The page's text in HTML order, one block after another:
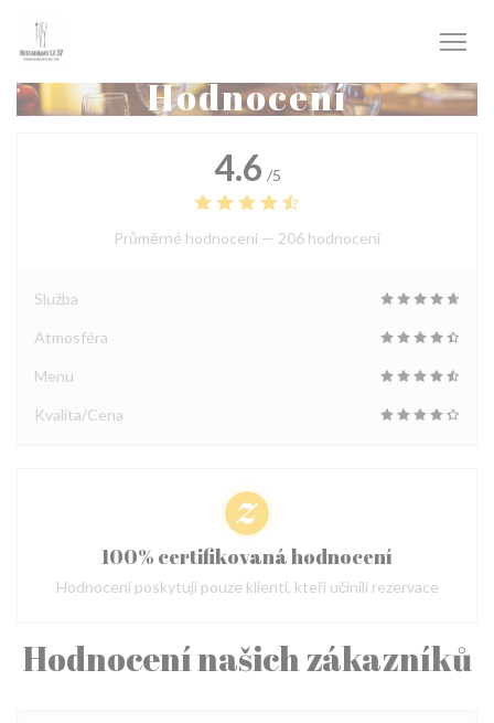
Hodnocení
Hodnocení našich zákazníků
4.6 /5
Průměrné hodnocení — 206 hodnoceni
Služba
Atmosféra
Menu
Kvalita/Cena
100% certifikovaná hodnocení
Hodnocení poskytují pouze klienti, kteří učinili rezervace